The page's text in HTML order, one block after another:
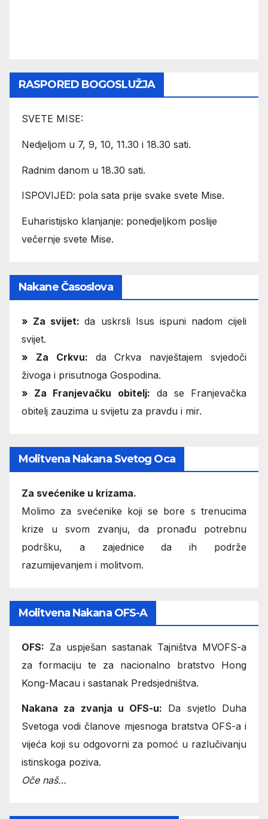
RASPORED BOGOSLUŽJA
SVETE MISE:
Nedjeljom u 7, 9, 10, 11.30 i 18.30 sati.
Radnim danom u 18.30 sati.
ISPOVIJED: pola sata prije svake svete Mise.
Euharistijsko klanjanje: ponedjeljkom poslije
večernje svete Mise.
Nakane Časoslova
» Za svijet:da uskrsli Isus ispuni nadom cijeli
svijet.
» Za Crkvu: da Crkva navještajem svjedoči
živoga i prisutnoga Gospodina.
» Za Franjevačku obitelj: da se Franjevačka
obitelj zauzima u svijetu za pravdu i mir.
Molitvena Nakana Svetog Oca
Za svećenike u krizama.
Molimo za svećenike koji se bore s trenucima
krize u svom zvanju, da pronađu potrebnu
podršku, a zajednice da ih podrže
razumijevanjem i molitvom.
Molitvena Nakana OFS-A
OFS: Za uspješan sastanak Tajništva MVOFS-a
za formaciju te za nacionalno bratstvo Hong
Kong-Macau i sastanak Predsjedništva.
Nakana za zvanja u OFS-u: Da svjetlo Duha
Svetoga vodi članove mjesnoga bratstva OFS-a i
vijeća koji su odgovorni za pomoć u razlučivanju
istinskoga poziva.
Oče naš…